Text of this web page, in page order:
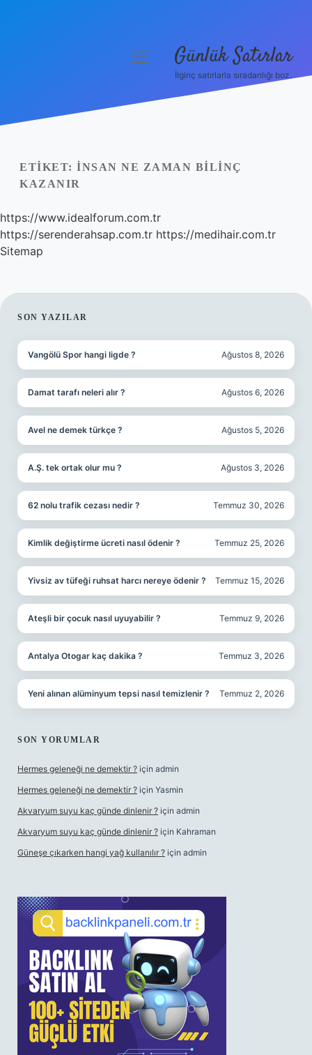
Yasal Uyarı
menüyü Günlük Satırlar
İlginç satırlarla sıradanlığı boz.
ETIKET: İNSAN NE ZAMAN BILINÇ
KAZANIR
https://www.idealforum.com.tr
https://serenderahsap.com.tr https://medihair.com.tr
Sitemap
SIDEBAR
SON YAZILAR
Vangölü Spor hangi ligde ? Ağustos 8, 2026
Damat tarafı neleri alır ? Ağustos 6, 2026
Avel ne demek türkçe ? Ağustos 5, 2026
A.Ş. tek ortak olur mu ? Ağustos 3, 2026
62 nolu trafik cezası nedir ? Temmuz 30, 2026
Kimlik değiştirme ücreti nasıl ödenir ? Temmuz 25, 2026
Yivsiz av tüfeği ruhsat harcı nereye ödenir ? Temmuz 15, 2026
Ateşli bir çocuk nasıl uyuyabilir ? Temmuz 9, 2026
Antalya Otogar kaç dakika ? Temmuz 3, 2026
Yeni alınan alüminyum tepsi nasıl temizlenir ? Temmuz 2, 2026
SON YORUMLAR
Hermes geleneği ne demektir ? için admin
Hermes geleneği ne demektir ? için Yasmin
Akvaryum suyu kaç günde dinlenir ? için admin
Akvaryum suyu kaç günde dinlenir ? için Kahraman
Güneşe çıkarken hangi yağ kullanılır ? için admin